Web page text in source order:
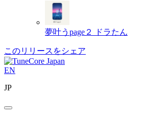
夢叶うpage２ ドラたん
このリリースをシェア
EN
JP